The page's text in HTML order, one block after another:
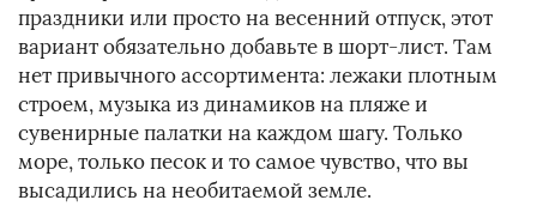
праздники или просто на весенний отпуск, этот
вариант обязательно добавьте в шорт-лист. Там
нет привычного ассортимента: лежаки плотным
строем, музыка из динамиков на пляже и
сувенирные палатки на каждом шагу. Только
море, только песок и то самое чувство, что вы
высадились на необитаемой земле.